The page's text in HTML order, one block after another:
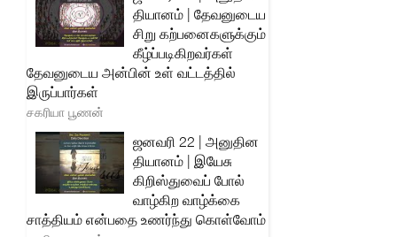
தியானம் | தேவனுடைய
சிறு கற்பனைகளுக்கும்
கீழ்ப்படிகிறவர்கள்
தேவனுடைய அன்பின் உள் வட்டத்தில்
இருப்பார்கள்
சகரியா பூணன்
ஜனவரி 22 | அனுதின
தியானம் | இயேசு
கிறிஸ்துவைப் போல்
வாழ்கிற வாழ்க்கை
சாத்தியம் என்பதை உணர்ந்து கொள்வோம்